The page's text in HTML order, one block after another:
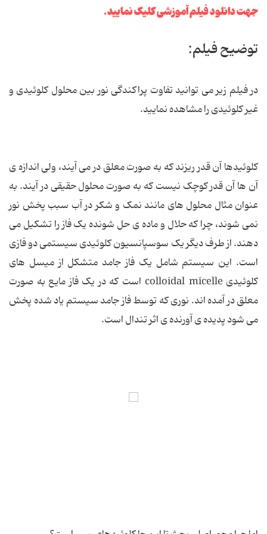
جهت دانلود فیلم آموزشی کلیک نمایید.
توضیح فیلم:
در فیلم زیر می توانید تفاوت پراکندگی نور بین محلول کلوئیدی و
غیر کلوئیدی را مشاهده نمایید.
کلوئیدها آن قدر ریزند که به صورت معلق در می آیند، ولی اندازه ی
آن ها آن قدر کوچک نیست که به صورت محلول حقیقی در آیند. به
عنوان مثال محلول های مانند نمک و شکر در آب سبب پخش نور
نمی شوند، چرا که حلال و ماده ی حل شونده یک فاز را تشکیل می
دهند. از طرف دیگر یک سوسپانسیون کلوئیدی سیستمی دو فازی
است. این سیستم شامل یک فاز جامد متشکل از میسل های
کلوئیدی colloidal micelle است که در یک فاز مایع به صورت
معلق در آمده اند. نوری که توسط فاز جامد سیستم یاد شده پخش
می شود پدیده ی آورنده ی اثر تندال است.